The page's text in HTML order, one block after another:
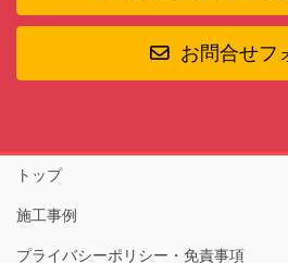
お問合せフ
トップ
施工事例
プライバシーポリシー・免責事項